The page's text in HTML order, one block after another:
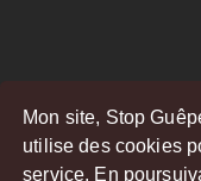
Mon site, Stop
utilise des cookies
service. En
© Copyright